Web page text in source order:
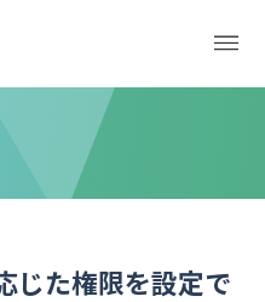
導入事例
じた権限を設定で